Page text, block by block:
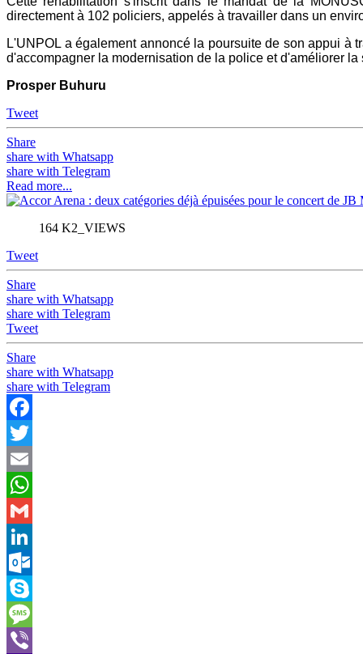
directement à 102 policiers, appelés à travailler dans un
L'UNPOL a également annoncé la poursuite de son appui à
d'accompagner la modernisation de la police et d'améliorer
Prosper Buhuru
Tweet
Share
share with Whatsapp
share with Telegram
Read more...
164 K2_VIEWS
Tweet
Share
share with Whatsapp
share with Telegram
Tweet
Share
share with Whatsapp
share with Telegram
Facebook
Twitter
Email
WhatsApp
Gmail
LinkedIn
Outlook.com
Skype
Message